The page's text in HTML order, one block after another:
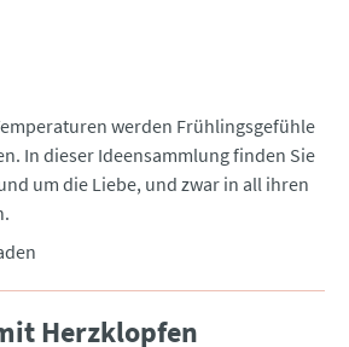
werden Frühlingsgefühle
In dieser Ideensammlung finden Sie
um die Liebe, und zwar in all ihren
Herzklopfen